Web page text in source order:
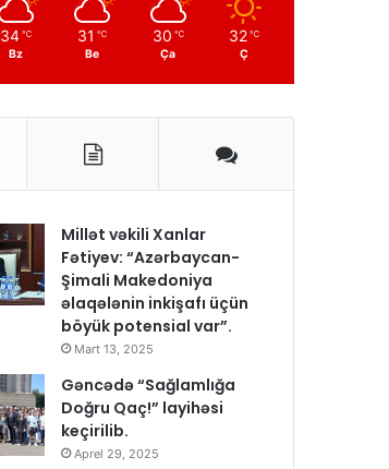
34 ℃
Bz
31 ℃
Be
30 ℃
Ça
32 ℃
Ç
Millət vəkili Xanlar
Fətiyev: “Azərbaycan-
Şimali Makedoniya
əlaqələnin inkişafı üçün
böyük potensial var”.
Mart 13, 2025
Gəncədə “Sağlamlığa
Doğru Qaç!” layihəsi
keçirilib.
Aprel 29, 2025